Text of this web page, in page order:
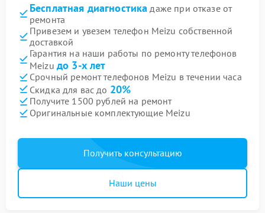
Бесплатная диагностика даже при отказе от
ремонта
Привезем и увезем телефон Meizu собственной
доставкой
Гарантия на наши работы по ремонту телефонов
Meizu до 3-х лет
Срочный ремонт телефонов Meizu в течении часа
Скидка для вас до 20%
Получите 1500 рублей на ремонт
Оригинальные комплектующие Meizu
Получить консультацию
Наши цены